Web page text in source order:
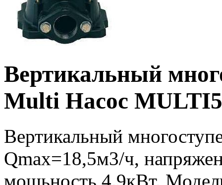
Вертикальный
Multi Насос
Вертикальный
Qmax=18,5м3/ч,